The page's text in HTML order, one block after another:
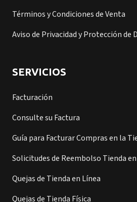
Términos y Condiciones de Venta
Aviso de Privacidad y Protección de
SERVICIOS
Facturación
Consulte su Factura
Guía para Facturar Compras en la
Solicitudes de Reembolso Tienda
Quejas de Tienda en Línea
Quejas de Tienda Física